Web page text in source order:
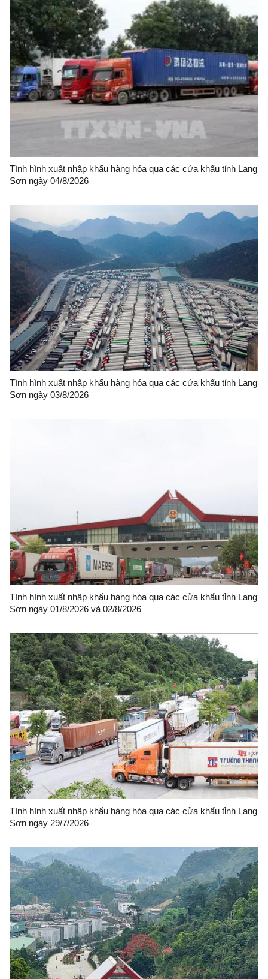
Tình hình xuất nhập khẩu hàng hóa qua các cửa khẩu tỉnh Lạng
Sơn ngày 04/8/2026
Tình hình xuất nhập khẩu hàng hóa qua các cửa khẩu tỉnh Lạng
Sơn ngày 03/8/2026
Tình hình xuất nhập khẩu hàng hóa qua các cửa khẩu tỉnh Lạng
Sơn ngày 01/8/2026 và 02/8/2026
Tình hình xuất nhập khẩu hàng hóa qua các cửa khẩu tỉnh Lạng
Sơn ngày 29/7/2026